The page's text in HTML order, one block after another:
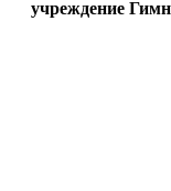
учреждение